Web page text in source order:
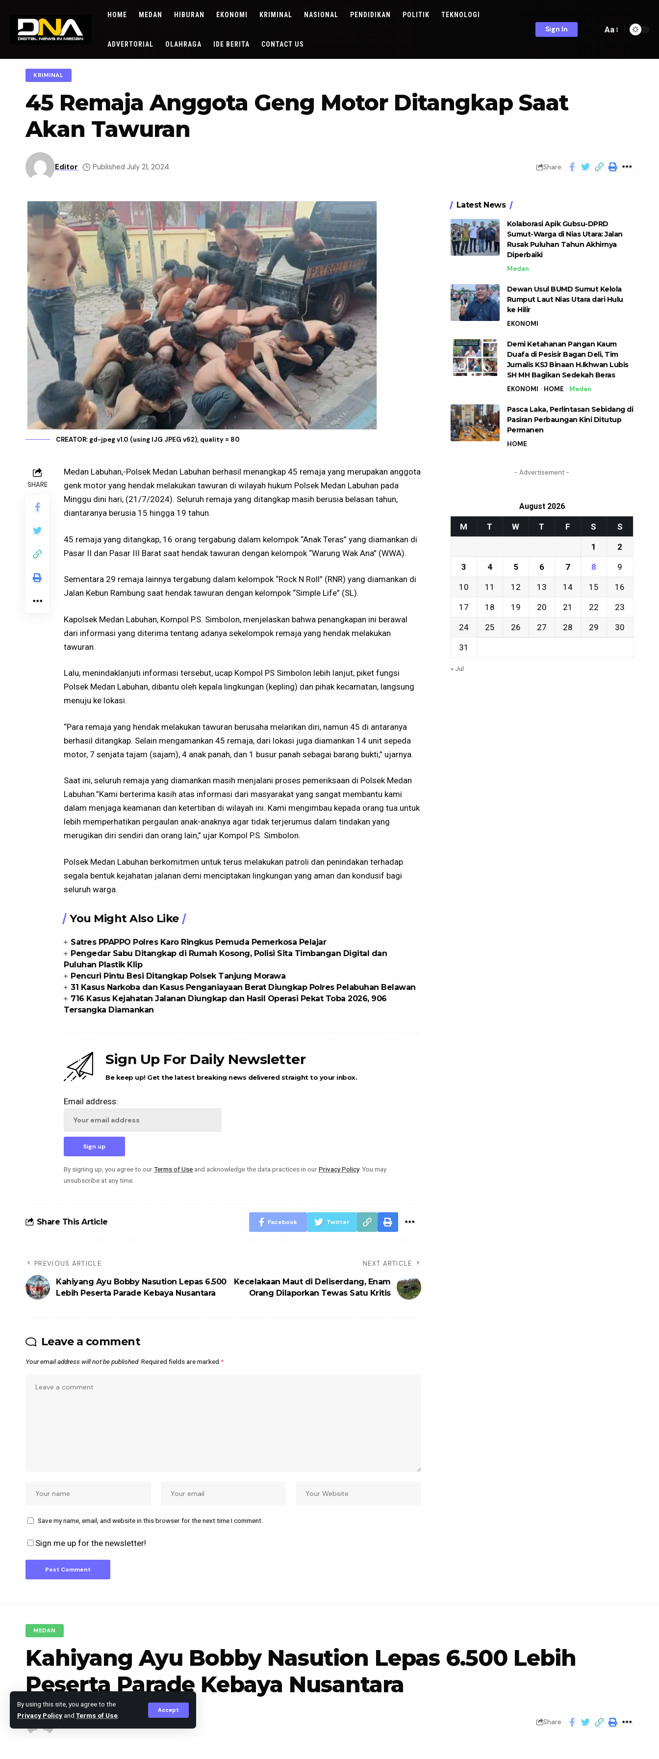
By using this site, you agree to the
Privacy Policyand Terms of Use
Accept
HOME MEDAN HIBURAN EKONOMI KRIMINAL NASIONAL PENDIDIKAN POLITIK TEKNOLOGI
ADVERTORIAL OLAHRAGA IDE BERITA CONTACT US
Sign In Aa
KRIMINAL
45 Remaja Anggota Geng Motor Ditangkap Saat
Akan Tawuran
Editor Published July 21, 2024 Share
CREATOR: gd-jpeg v1.0 (using IJG JPEG v62), quality = 80
SHARE
Medan Labuhan,-Polsek Medan Labuhan berhasil menangkap 45 remaja yang merupakan anggota
genk motor yang hendak melakukan tawuran di wilayah hukum Polsek Medan Labuhan pada
Minggu dini hari, (21/7/2024). Seluruh remaja yang ditangkap masih berusia belasan tahun,
diantaranya berusia 15 hingga 19 tahun.
45 remaja yang ditangkap, 16 orang tergabung dalam kelompok “Anak Teras” yang diamankan di
Pasar II dan Pasar III Barat saat hendak tawuran dengan kelompok “Warung Wak Ana” (WWA).
Sementara 29 remaja lainnya tergabung dalam kelompok “Rock N Roll” (RNR) yang diamankan di
Jalan Kebun Rambung saat hendak tawuran dengan kelompok “Simple Life” (SL).
Kapolsek Medan Labuhan, Kompol P.S. Simbolon, menjelaskan bahwa penangkapan ini berawal
dari informasi yang diterima tentang adanya sekelompok remaja yang hendak melakukan
tawuran.
Lalu, menindaklanjuti informasi tersebut, ucap Kompol PS Simbolon lebih lanjut, piket fungsi
Polsek Medan Labuhan, dibantu oleh kepala lingkungan (kepling) dan pihak kecamatan, langsung
menuju ke lokasi.
“Para remaja yang hendak melakukan tawuran berusaha melarikan diri, namun 45 di antaranya
berhasil ditangkap. Selain mengamankan 45 remaja, dari lokasi juga diamankan 14 unit sepeda
motor, 7 senjata tajam (sajam), 4 anak panah, dan 1 busur panah sebagai barang bukti,” ujarnya.
Saat ini, seluruh remaja yang diamankan masih menjalani proses pemeriksaan di Polsek Medan
Labuhan.”Kami berterima kasih atas informasi dari masyarakat yang sangat membantu kami
dalam menjaga keamanan dan ketertiban di wilayah ini. Kami mengimbau kepada orang tua untuk
lebih memperhatikan pergaulan anak-anaknya agar tidak terjerumus dalam tindakan yang
merugikan diri sendiri dan orang lain,” ujar Kompol P.S. Simbolon.
Polsek Medan Labuhan berkomitmen untuk terus melakukan patroli dan penindakan terhadap
segala bentuk kejahatan jalanan demi menciptakan lingkungan yang aman dan kondusif bagi
seluruh warga.
You Might Also Like
Satres PPAPPO Polres Karo Ringkus Pemuda Pemerkosa Pelajar
Pengedar Sabu Ditangkap di Rumah Kosong, Polisi Sita Timbangan Digital dan
Puluhan Plastik Klip
Pencuri Pintu Besi Ditangkap Polsek Tanjung Morawa
31 Kasus Narkoba dan Kasus Penganiayaan Berat Diungkap Polres Pelabuhan Belawan
716 Kasus Kejahatan Jalanan Diungkap dan Hasil Operasi Pekat Toba 2026, 906
Tersangka Diamankan
Sign Up For Daily Newsletter
Be keep up! Get the latest breaking news delivered straight to your inbox.
Email address:
By signing up, you agree to ourTerms of Use and acknowledge the data practices in ourPrivacy Policy. You may
unsubscribe at any time.
Share This Article Facebook Twitter
PREVIOUS ARTICLE
Kahiyang Ayu Bobby Nasution Lepas 6.500
Lebih Peserta Parade Kebaya Nusantara
NEXT ARTICLE
Kecelakaan Maut di Deliserdang, Enam
Orang Dilaporkan Tewas Satu Kritis
Leave a comment
Your email address will not be published. Required fields are marked *
Save my name, email, and website in this browser for the next time I comment.
Sign me up for the newsletter!
Latest News
Kolaborasi Apik Gubsu-DPRD
Sumut-Warga di Nias Utara: Jalan
Rusak Puluhan Tahun Akhirnya
Diperbaiki
Medan
Dewan Usul BUMD Sumut Kelola
Rumput Laut Nias Utara dari Hulu
ke Hilir
EKONOMI
Demi Ketahanan Pangan Kaum
Duafa di Pesisir Bagan Deli, Tim
Jurnalis KSJ Binaan H.Ikhwan Lubis
SH MH Bagikan Sedekah Beras
EKONOMI HOME Medan
Pasca Laka, Perlintasan Sebidang di
Pasiran Perbaungan Kini Ditutup
Permanen
HOME
- Advertisement -
August 2026
M T W T F S S
1 2
3 4 5 6 7 8 9
10 11 12 13 14 15 16
17 18 19 20 21 22 23
24 25 26 27 28 29 30
31
« Jul
MEDAN
Kahiyang Ayu Bobby Nasution Lepas 6.500 Lebih
Peserta Parade Kebaya Nusantara
Editor Published July 21, 2024 Share